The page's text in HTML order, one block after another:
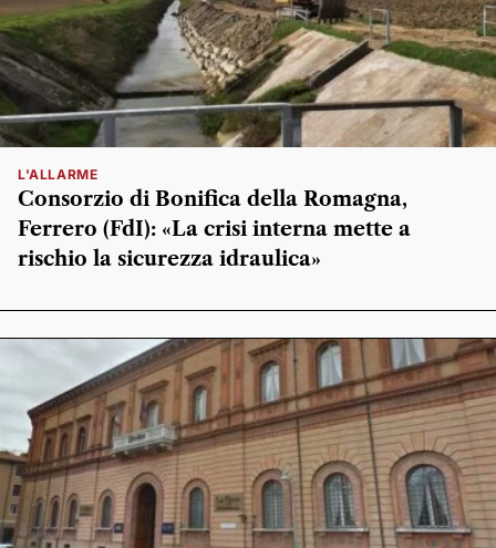
L'ALLARME
Consorzio di Bonifica della Romagna,
Ferrero (FdI): «La crisi interna mette a
rischio la sicurezza idraulica»